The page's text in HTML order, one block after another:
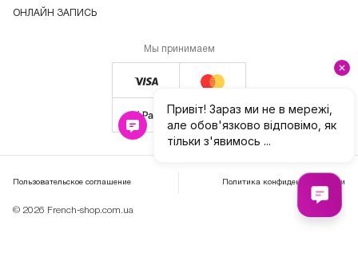
ОНЛАЙН ЗАПИСЬ
Мы принимаем
© 2026 French-shop.com.ua
Пользовательское соглашение Политика конфиденциальности